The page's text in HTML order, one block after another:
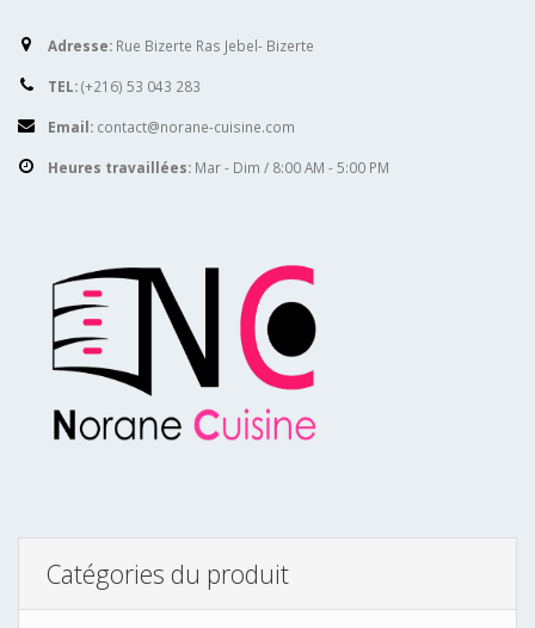
Adresse: Rue Bizerte Ras Jebel- Bizerte
TEL:(+216) 53 043 283
Email: contact@norane-cuisine.com
Heures travaillées: Mar - Dim / 8:00 AM - 5:00 PM
Catégories du produit